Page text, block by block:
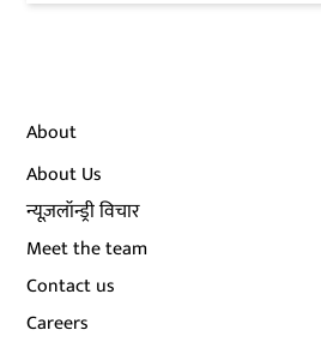
About
About Us
न्यूज़लॉन्ड्री विचार
Meet the team
Contact us
Careers